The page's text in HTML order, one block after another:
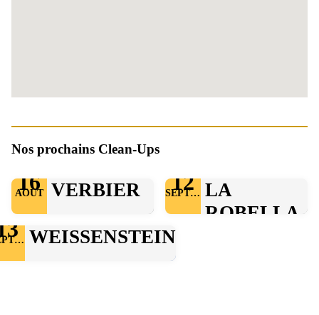
Nos prochains Clean-Ups
16
AOÛT VERBIER 12SEPTEMBRE LA
ROBELLA
SEPTEMBRE WEISSENSTEIN